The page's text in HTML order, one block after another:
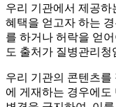
우리 기관에서 제공
혜택을 얻고자 하는
를 하거나 허락을 얻
도 출처가 질병관리
우리 기관의 콘텐츠를
에 게재하는 경우에